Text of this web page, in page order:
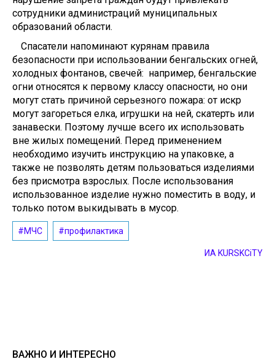
сотрудники администраций муниципальных
образований области.
Спасатели напоминают курянам правила
безопасности при использовании бенгальских огней,
холодных фонтанов, свечей: например, бенгальские
огни относятся к первому классу опасности, но они
могут стать причиной серьезного пожара: от искр
могут загореться елка, игрушки на ней, скатерть или
занавески. Поэтому лучше всего их использовать
вне жилых помещений. Перед применением
необходимо изучить инструкцию на упаковке, а
также не позволять детям пользоваться изделиями
без присмотра взрослых. После использования
использованное изделие нужно поместить в воду, и
только потом выкидывать в мусор.
#МЧС #профилактика
ИА KURSKCiTY
ВАЖНО И ИНТЕРЕСНО